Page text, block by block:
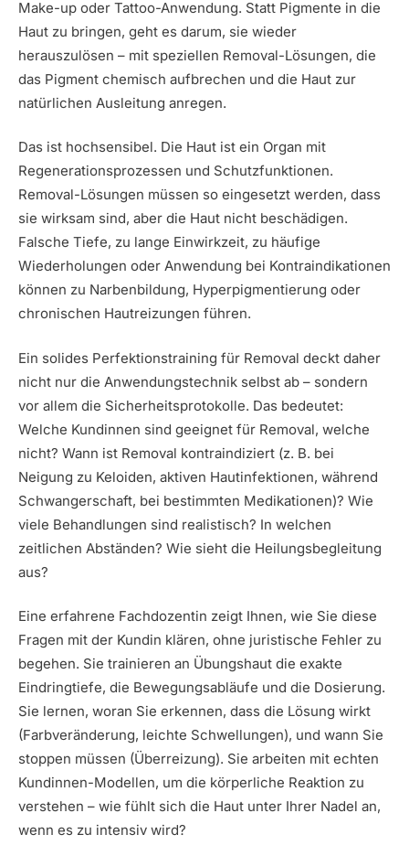
Make-up oder Tattoo-Anwendung. Statt Pigmente in die
Haut zu bringen, geht es darum, sie wieder
herauszulösen – mit speziellen Removal-Lösungen, die
das Pigment chemisch aufbrechen und die Haut zur
natürlichen Ausleitung anregen.
Das ist hochsensibel. Die Haut ist ein Organ mit
Regenerationsprozessen und Schutzfunktionen.
Removal-Lösungen müssen so eingesetzt werden, dass
sie wirksam sind, aber die Haut nicht beschädigen.
Falsche Tiefe, zu lange Einwirkzeit, zu häufige
Wiederholungen oder Anwendung bei Kontraindikationen
können zu Narbenbildung, Hyperpigmentierung oder
chronischen Hautreizungen führen.
Ein solides Perfektionstraining für Removal deckt daher
nicht nur die Anwendungstechnik selbst ab – sondern
vor allem die Sicherheitsprotokolle. Das bedeutet:
Welche Kundinnen sind geeignet für Removal, welche
nicht? Wann ist Removal kontraindiziert (z. B. bei
Neigung zu Keloiden, aktiven Hautinfektionen, während
Schwangerschaft, bei bestimmten Medikationen)? Wie
viele Behandlungen sind realistisch? In welchen
zeitlichen Abständen? Wie sieht die Heilungsbegleitung
aus?
Eine erfahrene Fachdozentin zeigt Ihnen, wie Sie diese
Fragen mit der Kundin klären, ohne juristische Fehler zu
begehen. Sie trainieren an Übungshaut die exakte
Eindringtiefe, die Bewegungsabläufe und die Dosierung.
Sie lernen, woran Sie erkennen, dass die Lösung wirkt
(Farbveränderung, leichte Schwellungen), und wann Sie
stoppen müssen (Überreizung). Sie arbeiten mit echten
Kundinnen-Modellen, um die körperliche Reaktion zu
verstehen – wie fühlt sich die Haut unter Ihrer Nadel an,
wenn es zu intensiv wird?